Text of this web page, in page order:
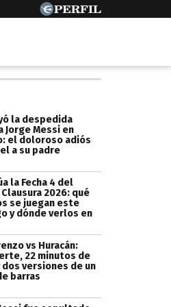
la despedida
Jorge Messi en
el doloroso adiós
a su padre
la Fecha 4 del
2026: qué
se juegan este
y dónde verlos en
vs Huracán:
22 minutos de
dos versiones de un
barras